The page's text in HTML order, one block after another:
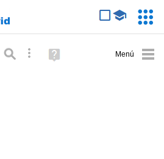
Búsqueda avanzada
Ayuda
(en